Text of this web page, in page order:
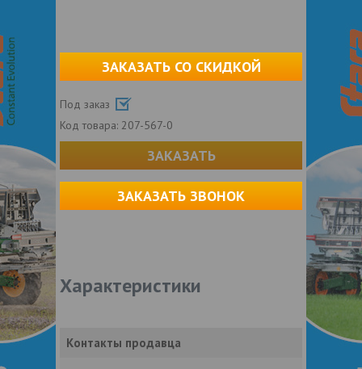
ЗАКАЗАТЬ СО СКИДКОЙ
Под заказ
Код товара: 207-567-0
ЗАКАЗАТЬ
ЗАКАЗАТЬ ЗВОНОК
Характеристики
Контакты продавца